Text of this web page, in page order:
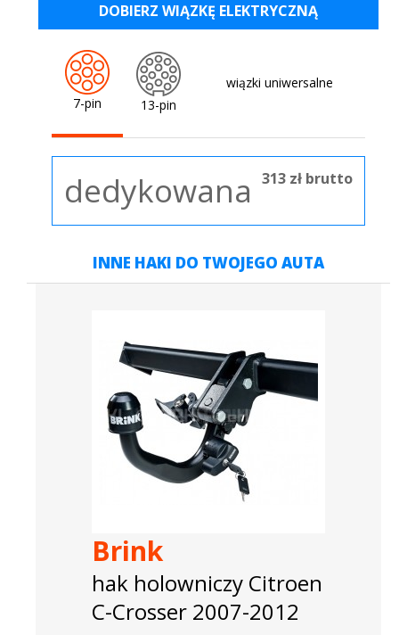
DOBIERZ WIĄZKĘ ELEKTRYCZNĄ
7-pin 13-pin
wiązki uniwersalne
dedykowana 313 zł brutto
INNE HAKI DO TWOJEGO AUTA
Brink
hak holowniczy Citroen
C-Crosser 2007-2012